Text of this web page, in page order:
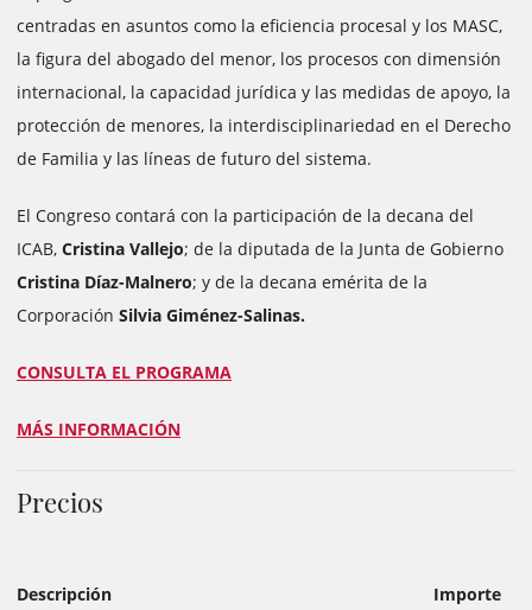
centradas en asuntos como la eficiencia procesal y los MASC,
la figura del abogado del menor, los procesos con dimensión
internacional, la capacidad jurídica y las medidas de apoyo, la
protección de menores, la interdisciplinariedad en el Derecho
de Familia y las líneas de futuro del sistema.
El Congreso contará con la participación de la decana del
ICAB, Cristina Vallejo; de la diputada de la Junta de Gobierno
Cristina Díaz-Malnero; y de la decana emérita de la
Corporación Silvia Giménez-Salinas.
CONSULTA EL PROGRAMA
MÁS INFORMACIÓN
Precios
Descripción Importe